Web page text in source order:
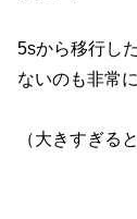
5sから移行し
ないのも非常
（大きすぎる